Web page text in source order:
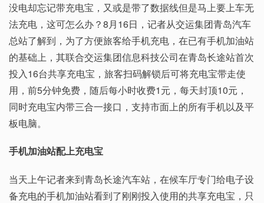
没电却忘记带充电宝，又或是带了数据线但是马上要上车无
法充电，这可怎么办？8月16日，记者从交运集团青岛汽车
总站了解到，为了方便旅客给手机充电，在已有手机加油站
的基础上，其联合交运集团信息科技公司在青岛长途站首次
投入16台共享充电宝，旅客扫码解锁后可将充电宝带走使
用，前5分钟免费，随后每小时收费1元，每天封顶10元，
同时充电宝内带三合一接口，支持市面上的所有手机以及平
板电脑。
手机加油站配上充电宝
当天上午记者来到青岛长途汽车站，在候车厅专门给电子设
备充电的手机加油站看到了刚刚投入使用的共享充电宝，只